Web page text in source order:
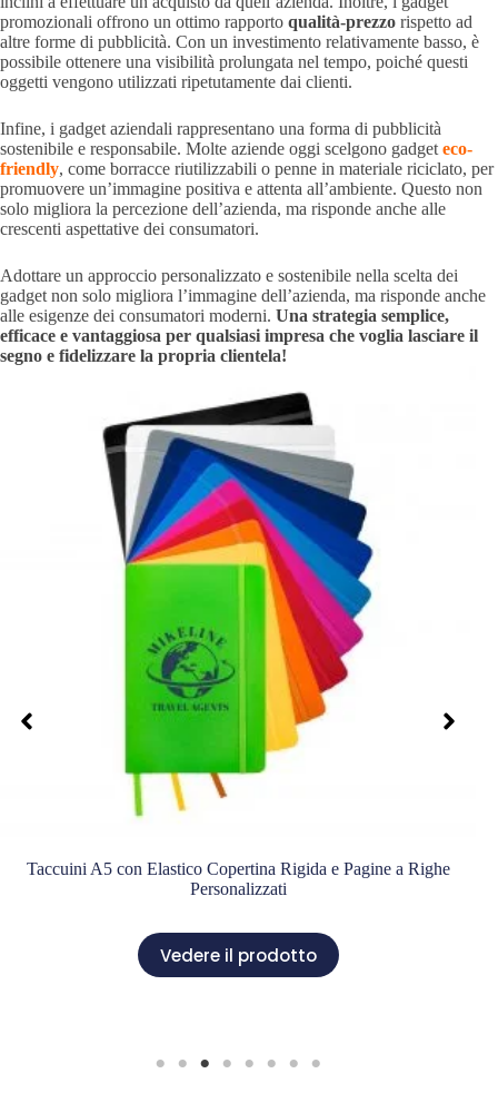
promozionali offrono un ottimo rapporto qualità-prezzo rispetto ad
altre forme di pubblicità. Con un investimento relativamente basso, è
possibile ottenere una visibilità prolungata nel tempo, poiché questi
oggetti vengono utilizzati ripetutamente dai clienti.
Infine, i gadget aziendali rappresentano una forma di pubblicità
sostenibile e responsabile. Molte aziende oggi scelgono gadget eco-
friendly, come borracce riutilizzabili o penne in materiale riciclato, per
promuovere un’immagine positiva e attenta all’ambiente. Questo non
solo migliora la percezione dell’azienda, ma risponde anche alle
crescenti aspettative dei consumatori.
Adottare un approccio personalizzato e sostenibile nella scelta dei
gadget non solo migliora l’immagine dell’azienda, ma risponde anche
alle esigenze dei consumatori moderni. Una strategia semplice,
efficace e vantaggiosa per qualsiasi impresa che voglia lasciare il
segno e fidelizzare la propria clientela!
Taccuini A5 con Elastico Copertina Rigida e Pagine a Righe
Personalizzati
Vedere il prodotto